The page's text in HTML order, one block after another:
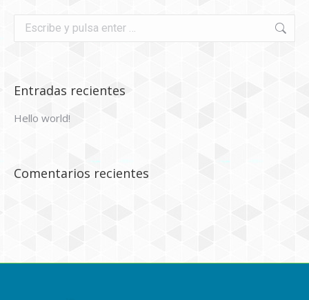
Buscar:
Entradas recientes
Hello world!
Comentarios recientes